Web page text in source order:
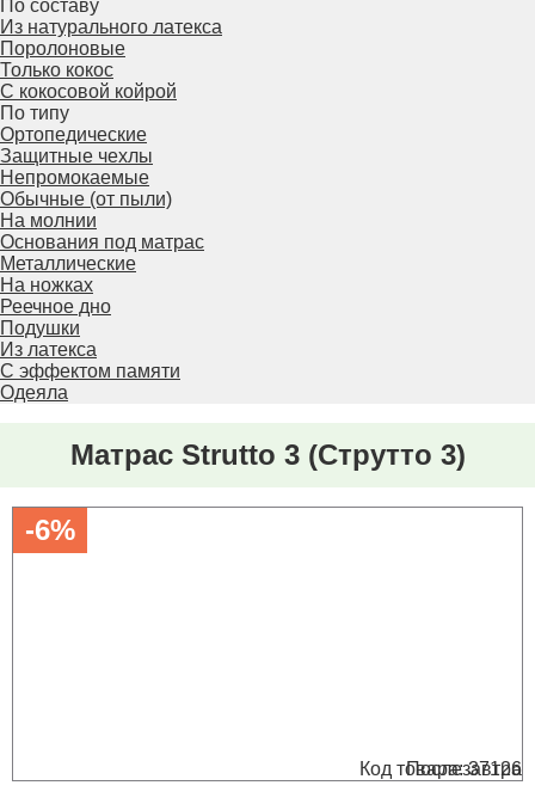
По составу
Из натурального латекса
Поролоновые
Только кокос
С кокосовой койрой
По типу
Ортопедические
Защитные чехлы
Непромокаемые
Обычные (от пыли)
На молнии
Основания под матрас
Металлические
На ножках
Реечное дно
Подушки
Из латекса
С эффектом памяти
Одеяла
Матрас Strutto 3 (Струтто 3)
-6%
Код товара: 37126
Послезавтра